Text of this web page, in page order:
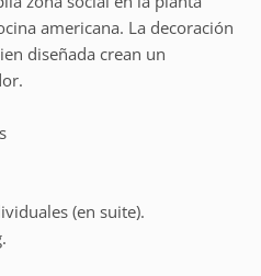
americana. La decoración
diseñada crean un
(en suite).